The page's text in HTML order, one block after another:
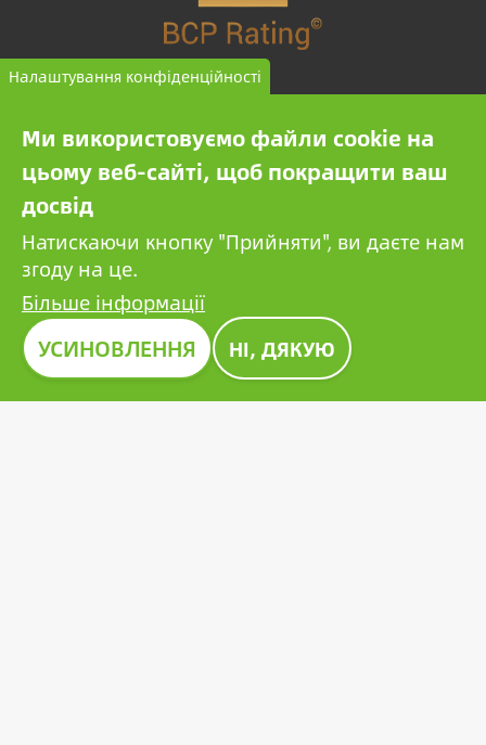
BCP Rating© — це унікальний алгоритм, який
відбирає та класифікує компанії з більш ніж одного
мільйона кредитних звітів для порівняння надійних
компаній.
Зображення
Налаштування конфіденційності
Ми використовуємо файли cookie на
цьому веб-сайті, щоб покращити ваш
досвід
Натискаючи кнопку "Прийняти", ви даєте нам
згоду на це.
Більше інформації
УСИНОВЛЕННЯ НІ, ДЯКУЮ